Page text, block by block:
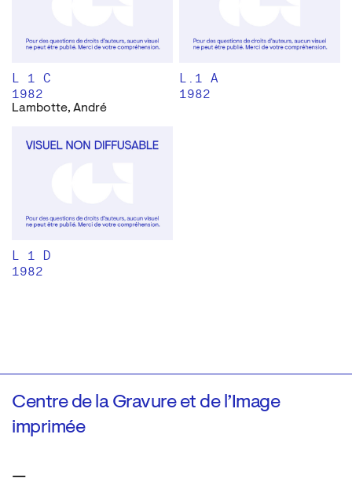
L 1 C
1982
L.1 A
1982
Lambotte, André
L 1 D
1982
Centre de la Gravure et de l’Image
imprimée
—